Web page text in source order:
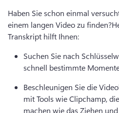
Haben Sie schon einmal
einem langen Video zu finden?
Transkript hilft Ihnen:
Suchen Sie nach
schnell bestimmte
Beschleunigen Sie die
mit Tools wie Clipchamp,
machen wie das Ziehen